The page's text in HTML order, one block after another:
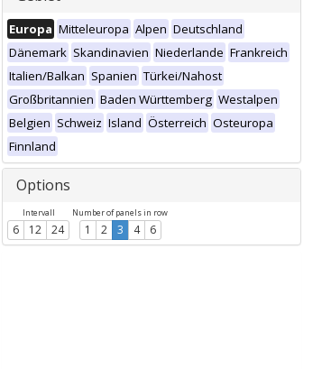
Europa Mitteleuropa Alpen Deutschland
Dänemark Skandinavien Niederlande Frankreich
Italien/Balkan Spanien Türkei/Nahost
Großbritannien Baden Württemberg Westalpen
Belgien Schweiz Island Österreich Osteuropa
Finnland
Options
Intervall
6 12 24
Number of panels in row
1 2 3 4 6